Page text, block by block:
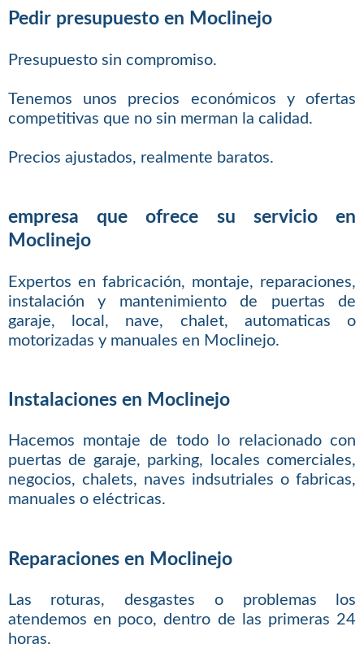
Pedir presupuesto en Moclinejo
Presupuesto sin compromiso.
Tenemos unos precios económicos y ofertas
competitivas que no sin merman la calidad.
Precios ajustados, realmente baratos.
empresa que ofrece su servicio en
Moclinejo
Expertos en fabricación, montaje, reparaciones,
instalación y mantenimiento de puertas de
garaje, local, nave, chalet, automaticas o
motorizadas y manuales en Moclinejo.
Instalaciones en Moclinejo
Hacemos montaje de todo lo relacionado con
puertas de garaje, parking, locales comerciales,
negocios, chalets, naves indsutriales o fabricas,
manuales o eléctricas.
Reparaciones en Moclinejo
Las roturas, desgastes o problemas los
atendemos en poco, dentro de las primeras 24
horas.